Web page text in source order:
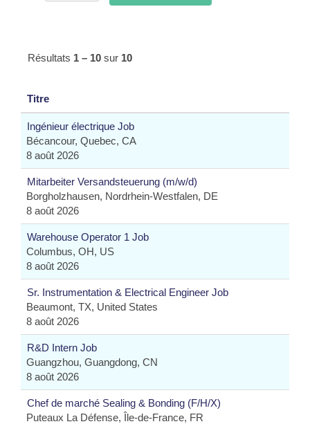
Résultats 1 – 10 sur 10
Titre
Ingénieur électrique Job
Bécancour, Quebec, CA
8 août 2026
Mitarbeiter Versandsteuerung (m/w/d)
Borgholzhausen, Nordrhein-Westfalen, DE
8 août 2026
Warehouse Operator 1 Job
Columbus, OH, US
8 août 2026
Sr. Instrumentation & Electrical Engineer Job
Beaumont, TX, United States
8 août 2026
R&D Intern Job
Guangzhou, Guangdong, CN
8 août 2026
Chef de marché Sealing & Bonding (F/H/X)
Puteaux La Défense, Île-de-France, FR